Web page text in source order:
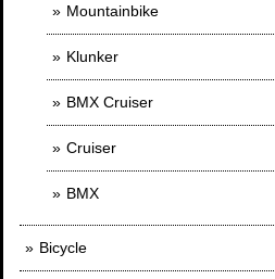
Mountainbike
Klunker
BMX Cruiser
Cruiser
BMX
Bicycle